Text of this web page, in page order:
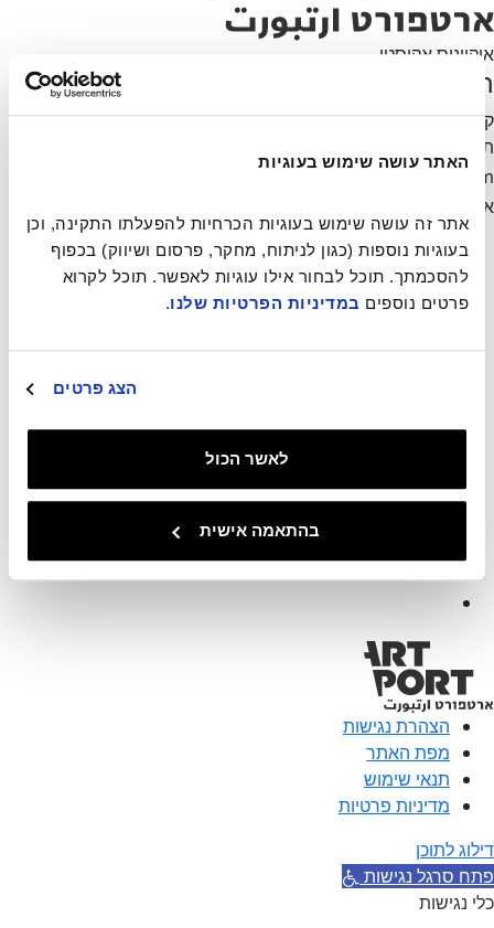
האתר עושה שימוש בעוגיות
פרטים נוספים במדיניות הפרטיות שלנו.
הצג פרטים
לאשר הכול
בהתאמה אישית
אוקיינוס אקוסטי
הרשמה לניוזלטר
קבלו את כל העידכונים האחרונים שלנו ישירות למייל ללא ספאם
תודה!
mail-form
אימייל אינה תקינה
ארטפורט
רזידנסי
תערוכות
אירועים
03-5182599
הצהרת נגישות
מפת האתר
תנאי שימוש
מדיניות פרטיות
דילוג לתוכן
פתח סרגל נגישות
כלי נגישות